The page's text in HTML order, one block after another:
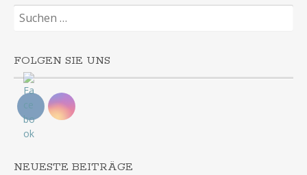
Suchen
nach:
FOLGEN SIE UNS
NEUESTE BEITRÄGE